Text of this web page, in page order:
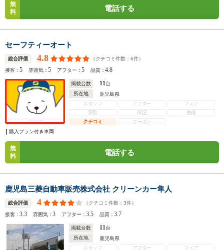
無
料
電話する
セーフティーオート
総合評価 4.8 （クチコミ件数： 6件）
接客：5 雰囲気：5 アフター：5 品質：4.8
掲載台数 11台
所在地
鹿児島県
スタッフ
アフター
フェア
買取
保証
整備
クチコミ
クーポン
購入プラン付き車両
無
料
電話する
鹿児島三菱自動車販売株式会社 クリーンカー隼人
総合評価 4 （クチコミ件数： 3件）
接客：3.3 雰囲気：3 アフター：3.5 品質：3.7
掲載台数 11台
所在地
鹿児島県
スタッフ
アフター フェア